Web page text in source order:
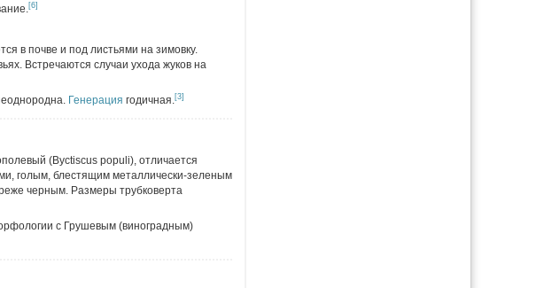
[6]
в почве и под листьями на зимовку.
Встречаются случаи ухода жуков на
Генерация годичная.[3]
(Byctiscus populi), отличается
голым, блестящим металлически-зеленым
черным. Размеры трубковерта
с Грушевым (виноградным)